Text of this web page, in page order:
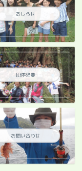
おしらせ
団体概要
お問い合わせ